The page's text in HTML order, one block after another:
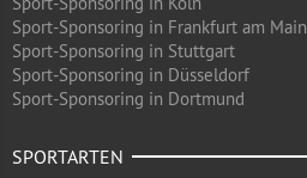
Sport-Sponsoring in Frankfurt am Main
Sport-Sponsoring in Stuttgart
Sport-Sponsoring in Düsseldorf
Sport-Sponsoring in Dortmund
SPORTARTEN